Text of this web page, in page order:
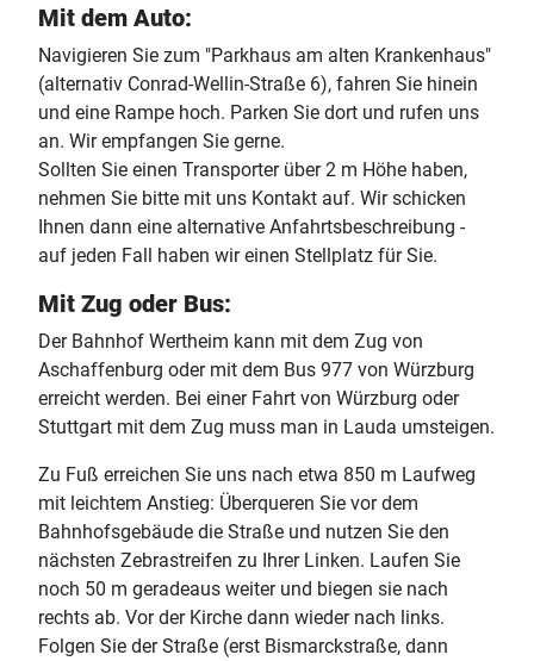
Mit dem Auto:
Navigieren Sie zum "Parkhaus am alten Krankenhaus"
(alternativ Conrad-Wellin-Straße 6), fahren Sie hinein
und eine Rampe hoch. Parken Sie dort und rufen uns
an. Wir empfangen Sie gerne.
Sollten Sie einen Transporter über 2 m Höhe haben,
nehmen Sie bitte mit uns Kontakt auf. Wir schicken
Ihnen dann eine alternative Anfahrtsbeschreibung -
auf jeden Fall haben wir einen Stellplatz für Sie.
Mit Zug oder Bus:
Der Bahnhof Wertheim kann mit dem Zug von
Aschaffenburg oder mit dem Bus 977 von Würzburg
erreicht werden. Bei einer Fahrt von Würzburg oder
Stuttgart mit dem Zug muss man in Lauda umsteigen.
Zu Fuß erreichen Sie uns nach etwa 850 m Laufweg
mit leichtem Anstieg: Überqueren Sie vor dem
Bahnhofsgebäude die Straße und nutzen Sie den
nächsten Zebrastreifen zu Ihrer Linken. Laufen Sie
noch 50 m geradeaus weiter und biegen sie nach
rechts ab. Vor der Kirche dann wieder nach links.
Folgen Sie der Straße (erst Bismarckstraße, dann